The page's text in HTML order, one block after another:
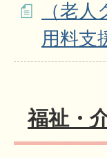
（老
用料支
福祉・